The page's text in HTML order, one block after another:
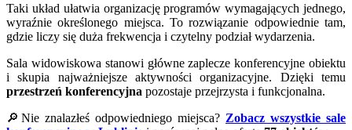
Taki układ ułatwia organizację programów wymagających jednego,
wyraźnie określonego miejsca. To rozwiązanie odpowiednie tam,
gdzie liczy się duża frekwencja i czytelny podział wydarzenia.
Sala widowiskowa stanowi główne zaplecze konferencyjne obiektu
i skupia najważniejsze aktywności organizacyjne. Dzięki temu
przestrzeń konferencyjna pozostaje przejrzysta i funkcjonalna.
🔎Nie znalazłeś odpowiedniego miejsca? Zobacz wszystkie sale